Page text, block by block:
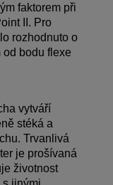
faktorem při
II. Pro
rozhodnuto o
bodu flexe
vytváří
stéká a
Trvanlivá
je prošívaná
životnost